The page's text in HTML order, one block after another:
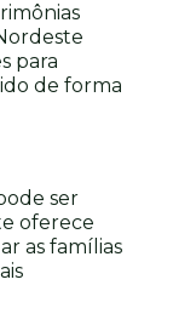
para
de forma
ser
oferece
as famílias